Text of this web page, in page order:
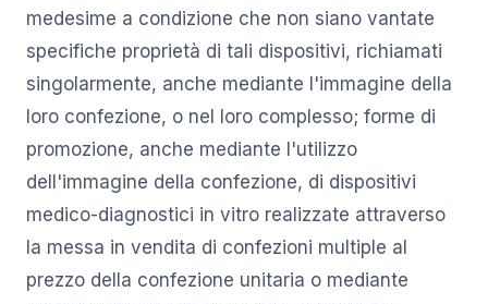
medesime a condizione che non siano vantate
specifiche proprietà di tali dispositivi, richiamati
singolarmente, anche mediante l'immagine della
loro confezione, o nel loro complesso; forme di
promozione, anche mediante l'utilizzo
dell'immagine della confezione, di dispositivi
medico-diagnostici in vitro realizzate attraverso
la messa in vendita di confezioni multiple al
prezzo della confezione unitaria o mediante